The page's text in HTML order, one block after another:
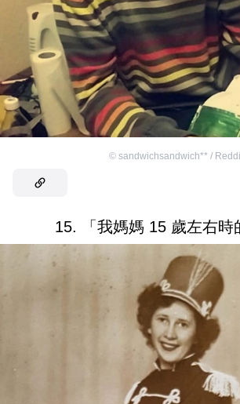
© sandwichsandwich** /
15. 「我媽媽 15 歲左右時